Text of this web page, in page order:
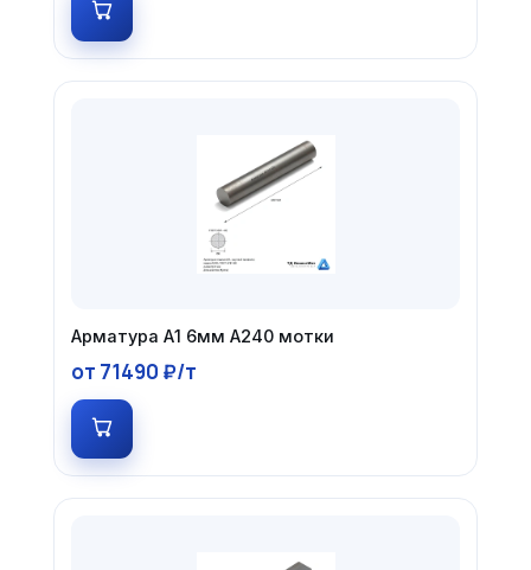
Арматура А1 6мм А240 мотки
от 71490 ₽/т